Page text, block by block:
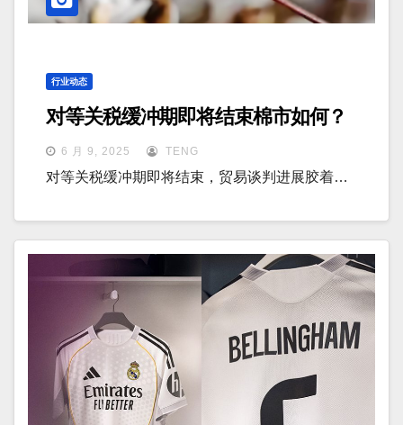
行业动态
对等关税缓冲期即将结束棉市如何？
6 月 9, 2025 TENG
对等关税缓冲期即将结束，贸易谈判进展胶着…